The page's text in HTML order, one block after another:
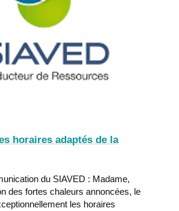
horaires adaptés de la
du SIAVED : Madame,
des fortes chaleurs annoncées, le
les horaires